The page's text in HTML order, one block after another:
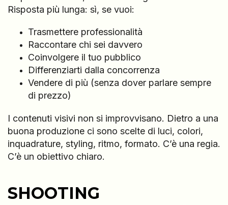
Risposta più lunga: sì, se vuoi:
Trasmettere professionalità
Raccontare chi sei davvero
Coinvolgere il tuo pubblico
Differenziarti dalla concorrenza
Vendere di più (senza dover parlare sempre
di prezzo)
I contenuti visivi non si improvvisano. Dietro a una
buona produzione ci sono scelte di luci, colori,
inquadrature, styling, ritmo, formato. C’è una regia.
C’è un obiettivo chiaro.
SHOOTING